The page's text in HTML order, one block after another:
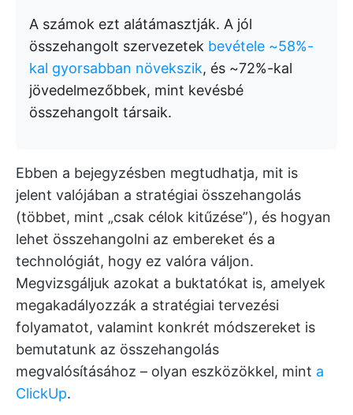
A számok ezt alátámasztják. A jól
összehangolt szervezetek bevétele ~58%-
kal gyorsabban növekszik, és ~72%-kal
jövedelmezőbbek, mint kevésbé
összehangolt társaik.
Ebben a bejegyzésben megtudhatja, mit is
jelent valójában a stratégiai összehangolás
(többet, mint „csak célok kitűzése”), és hogyan
lehet összehangolni az embereket és a
technológiát, hogy ez valóra váljon.
Megvizsgáljuk azokat a buktatókat is, amelyek
megakadályozzák a stratégiai tervezési
folyamatot, valamint konkrét módszereket is
bemutatunk az összehangolás
megvalósításához – olyan eszközökkel, mint a
ClickUp.